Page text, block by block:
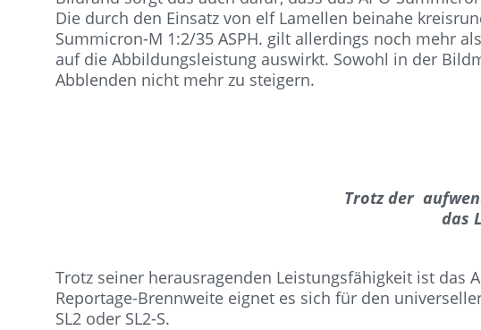
Die durch den Einsatz von elf Lamellen beinahe
Summicron-M 1:2/35 ASPH. gilt allerdings noch mehr
auf die Abbildungsleistung auswirkt. Sowohl in der
Abblenden nicht mehr zu steigern.
Trotz der
das
Trotz seiner herausragenden Leistungsfähigkeit ist das
Reportage-Brennweite eignet es sich für den
SL2 oder SL2-S.